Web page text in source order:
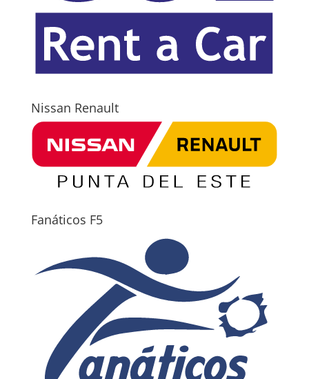
Nissan Renault
Fanáticos F5